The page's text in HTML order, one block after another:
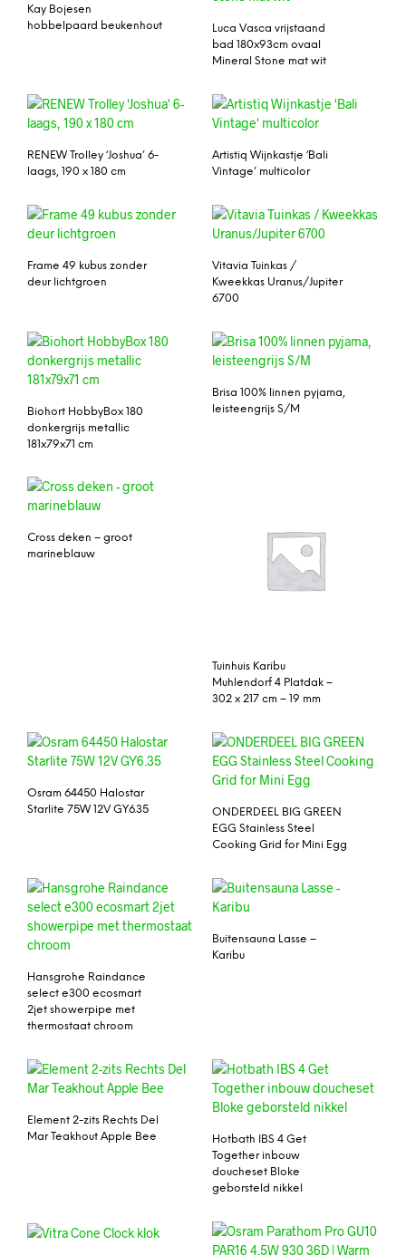
Kay Bojesen
hobbelpaard beukenhout
Luca Vasca vrijstaand
bad 180x93cm ovaal
Mineral Stone mat wit
RENEW Trolley ‘Joshua’ 6-
laags, 190 x 180 cm
Artistiq Wijnkastje ‘Bali
Vintage’ multicolor
Frame 49 kubus zonder
deur lichtgroen
Vitavia Tuinkas /
Kweekkas Uranus/Jupiter
6700
Biohort HobbyBox 180
donkergrijs metallic
181x79x71 cm
Brisa 100% linnen pyjama,
leisteengrijs S/M
Cross deken – groot
marineblauw
Tuinhuis Karibu
Muhlendorf 4 Platdak –
302 x 217 cm – 19 mm
Osram 64450 Halostar
Starlite 75W 12V GY6.35
ONDERDEEL BIG GREEN
EGG Stainless Steel
Cooking Grid for Mini Egg
Hansgrohe Raindance
select e300 ecosmart
2jet showerpipe met
thermostaat chroom
Buitensauna Lasse –
Karibu
Element 2-zits Rechts Del
Mar Teakhout Apple Bee
Hotbath IBS 4 Get
Together inbouw
doucheset Bloke
geborsteld nikkel